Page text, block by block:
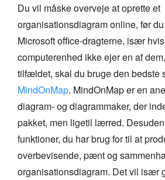
Du vil måske overveje at oprette et
organisationsdiagram online, før
Microsoft office-dragterne, især
computerenhed ikke ejer en af
tilfældet, skal du bruge den bedste
MindOnMap. MindOnMap er en
diagram- og diagrammaker, der
pakket, men ligetil lærred.
funktioner, du har brug for til at
overbevisende, pænt og
organisationsdiagram. Det vil især